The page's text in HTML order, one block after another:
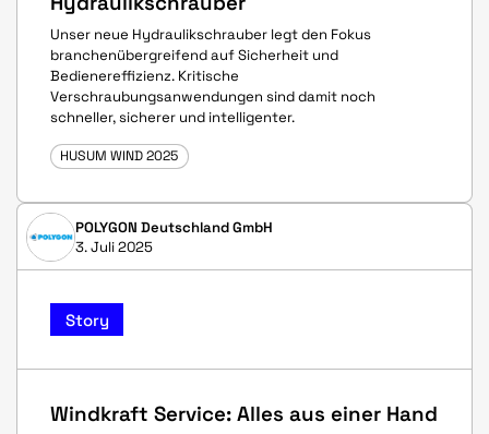
Unser neue Hydraulikschrauber legt den Fokus
branchenübergreifend auf Sicherheit und
Bedienereffizienz. Kritische
Verschraubungsanwendungen sind damit noch
schneller, sicherer und intelligenter.
HUSUM WIND 2025
POLYGON Deutschland GmbH
3. Juli 2025
Story
Windkraft Service: Alles aus einer Hand